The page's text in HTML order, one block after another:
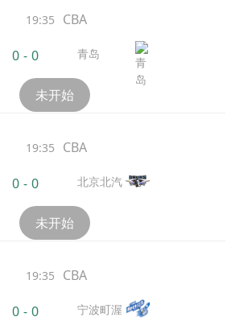
19:35 CBA
0 - 0 青岛
未开始
19:35 CBA
0 - 0 北京北汽
未开始
19:35 CBA
0 - 0 宁波町渥